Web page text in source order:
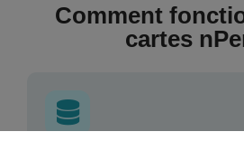
Comment
cartes